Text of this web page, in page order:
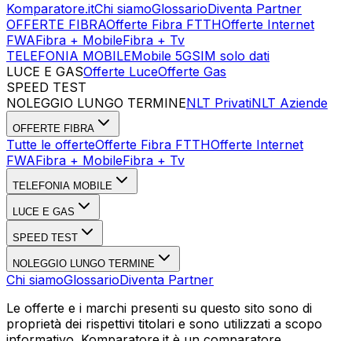
Komparatore.itChi siamoGlossarioDiventa Partner
OFFERTE FIBRAOfferte Fibra FTTHOfferte Internet
FWAFibra + MobileFibra + Tv
TELEFONIA MOBILEMobile 5GSIM solo dati
LUCE E GASOfferte LuceOfferte Gas
SPEED TEST
NOLEGGIO LUNGO TERMINENLT PrivatiNLT Aziende
OFFERTE FIBRA
Tutte le offerteOfferte Fibra FTTHOfferte Internet
FWAFibra + MobileFibra + Tv
TELEFONIA MOBILE
LUCE E GAS
SPEED TEST
NOLEGGIO LUNGO TERMINE
Chi siamoGlossarioDiventa Partner
Le offerte e i marchi presenti su questo sito sono di
proprietà dei rispettivi titolari e sono utilizzati a scopo